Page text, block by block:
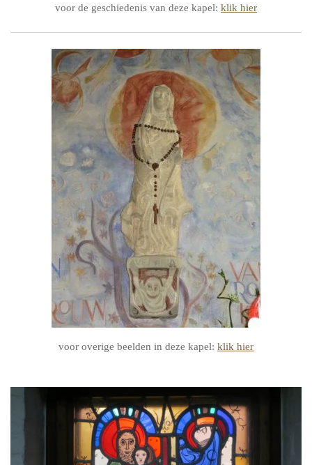
voor de geschiedenis van deze kapel: klik hier
voor overige beelden in deze kapel: klik hier